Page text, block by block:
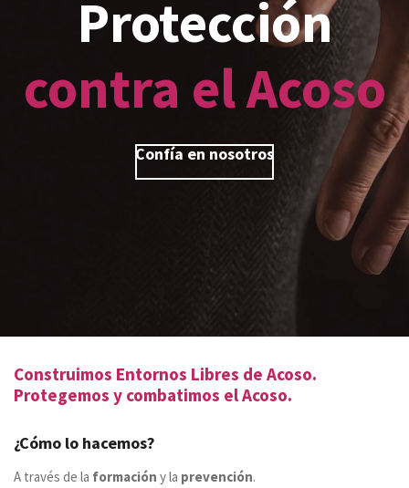
Protección
contra el Acoso
Confía en nosotros
Construimos Entornos Libres de Acoso.
Protegemos y combatimos el Acoso.
¿Cómo lo hacemos?
A través de la formación y la prevención.